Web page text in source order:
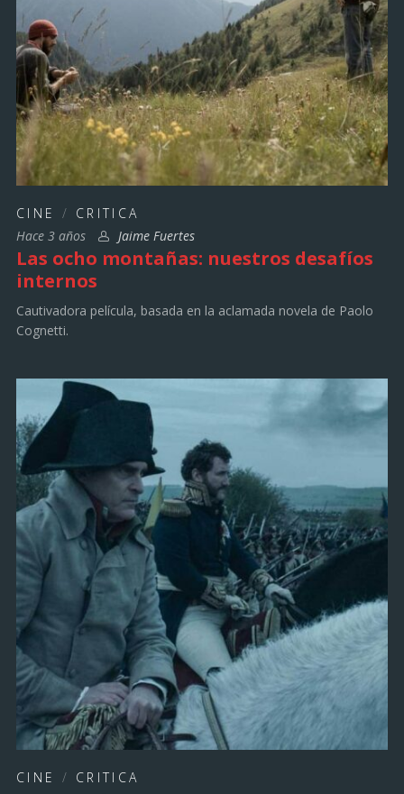
CINE / CRITICA
Hace 3 años
Jaime Fuertes
Las ocho montañas: nuestros desafíos
internos
Cautivadora película, basada en la aclamada novela de Paolo
Cognetti.
CINE / CRITICA